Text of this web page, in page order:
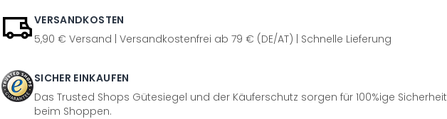
VERSANDKOSTEN
5,90 € Versand | Versandkostenfrei ab 79 € (DE/AT) | Schnelle Lieferung
SICHER EINKAUFEN
Das Trusted Shops Gütesiegel und der Käuferschutz sorgen für 100%ige Sicherheit
beim Shoppen.